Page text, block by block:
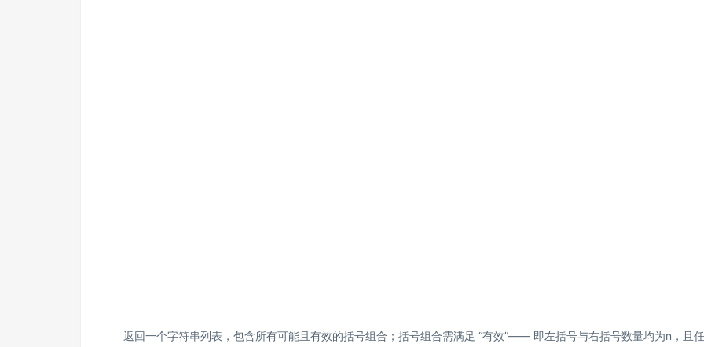
返回一个字符串列表，包含所有可能且有效的括号组合；括号组合需满足 “有效”—— 即左括号与右括号数量均为n，且